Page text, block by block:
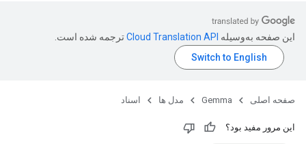
این صفحه به‌وسیله ترجمه شده است.
صفحه اصلی Gemma مدل ها اسناد
این مرور مفید بود؟